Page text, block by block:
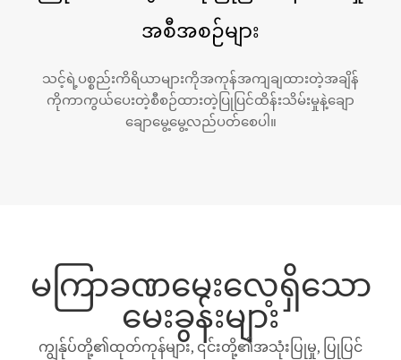
အစီအစဉ်များ
သင့်ရဲ့ပစ္စည်းကိရိယာများကိုအကုန်အကျချထားတဲ့အချိန်
ကိုကာကွယ်ပေးတဲ့စီစဉ်ထားတဲ့ပြုပြင်ထိန်းသိမ်းမှုနဲ့ချော
ချောမွေ့မွေ့လည်ပတ်စေပါ။
မကြာခဏမေးလေ့ရှိသော
မေးခွန်းများ
ကျွန်ုပ်တို့၏ထုတ်ကုန်များ, ၎င်းတို့၏အသုံးပြုမှု, ပြုပြင်